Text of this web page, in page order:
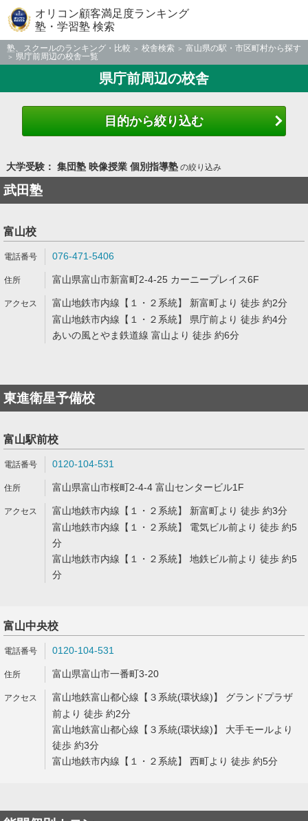
オリコン顧客満足度ランキング
塾・学習塾 検索
塾、スクールのランキング・比較 校舎検索
富山県の駅・市区町村から探す
県庁前周辺の校舎一覧
県庁前周辺の校舎
目的から絞り込む
大学受験： 集団塾 映像授業 個別指導塾の絞り込み
武田塾
富山校
076-471-5406
富山県富山市新富町2-4-25 カーニープレイス6F
富山地鉄市内線【１・２系統】 新富町より 徒歩 約2分
富山地鉄市内線【１・２系統】 県庁前より 徒歩 約4分
あいの風とやま鉄道線 富山より 徒歩 約6分
東進衛星予備校
富山駅前校
0120-104-531
富山県富山市桜町2-4-4 富山センタービル1F
富山地鉄市内線【１・２系統】 新富町より 徒歩 約3分
富山地鉄市内線【１・２系統】 電気ビル前より 徒歩 約5
分
富山地鉄市内線【１・２系統】 地鉄ビル前より 徒歩 約5
分
富山中央校
0120-104-531
富山県富山市一番町3-20
富山地鉄富山都心線【３系統(環状線)】 グランドプラザ
前より 徒歩 約2分
富山地鉄富山都心線【３系統(環状線)】 大手モールより
徒歩 約3分
富山地鉄市内線【１・２系統】 西町より 徒歩 約5分